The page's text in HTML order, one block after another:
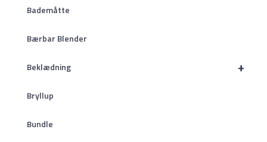
Bademåtte
Bærbar Blender
+
Beklædning
Bryllup
Bundle